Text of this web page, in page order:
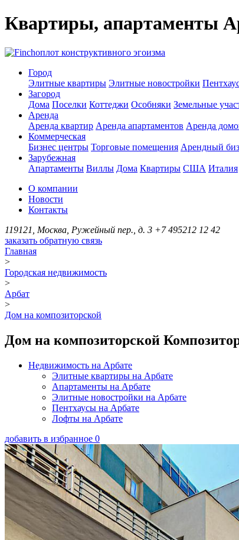
Квартиры, апартаменты
оплот конструктивного эгоизма
Город
Элитные квартиры Элитные новостройки
Загород
Дома Поселки Коттеджи Особняки Земельные
Аренда
Аренда квартир Аренда апартаментов Аренда
Коммерческая
Бизнес центры Торговые помещения Арендный
Зарубежная
Апартаменты Виллы Дома Квартиры США Италия
О компании
Новости
Контакты
119121, Москва, Ружейный пер., д. 3 +7 495212 12 42
заказать обратную связь
Главная
>
Городская недвижимость
>
Арбат
>
Дом на композиторской
Дом на композиторской
Недвижимость на Арбате
Элитные квартиры на Арбате
Апартаменты на Арбате
Элитные новостройки на Арбате
Пентхаусы на Арбате
Лофты на Арбате
добавить в избранное 0